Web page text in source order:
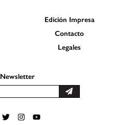
Edición Impresa
Contacto
Legales
Newsletter